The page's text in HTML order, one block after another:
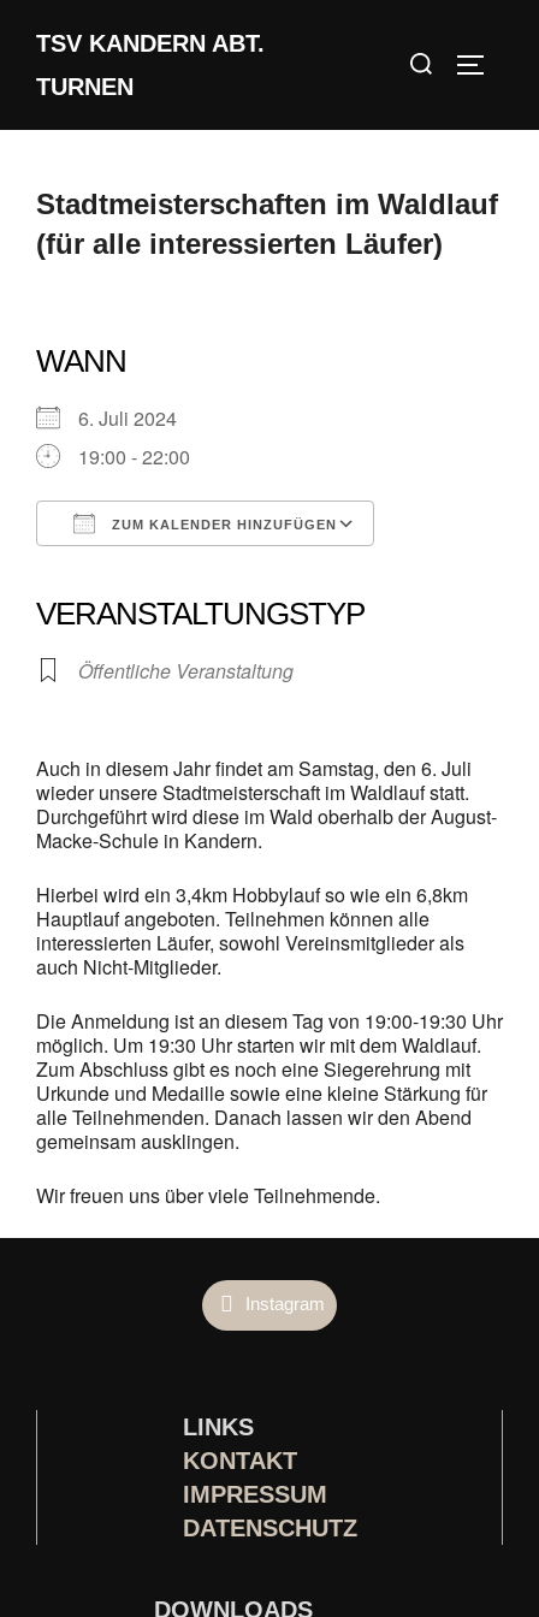
Inhalt
springen
TSV KANDERN ABT.
TURNEN
Suchen
Stadtmeisterschaften im Waldlauf
(für alle interessierten Läufer)
WANN
6. Juli 2024
19:00 - 22:00
ZUM KALENDER HINZUFÜGEN
VERANSTALTUNGSTYP
Öffentliche Veranstaltung
Auch in diesem Jahr findet am Samstag, den 6. Juli
wieder unsere Stadtmeisterschaft im Waldlauf statt.
Durchgeführt wird diese im Wald oberhalb der August-
Macke-Schule in Kandern.
Hierbei wird ein 3,4km Hobbylauf so wie ein 6,8km
Hauptlauf angeboten. Teilnehmen können alle
interessierten Läufer, sowohl Vereinsmitglieder als
auch Nicht-Mitglieder.
Die Anmeldung ist an diesem Tag von 19:00-19:30 Uhr
möglich. Um 19:30 Uhr starten wir mit dem Waldlauf.
Zum Abschluss gibt es noch eine Siegerehrung mit
Urkunde und Medaille sowie eine kleine Stärkung für
alle Teilnehmenden. Danach lassen wir den Abend
gemeinsam ausklingen.
Wir freuen uns über viele Teilnehmende.
Instagram
LINKS
KONTAKT
IMPRESSUM
DATENSCHUTZ
DOWNLOADS